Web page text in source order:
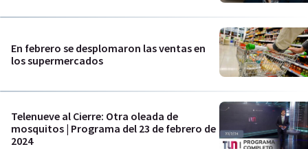
En febrero se desplomaron las ventas en
los supermercados
Telenueve al Cierre: Otra oleada de
mosquitos | Programa del 23 de febrero de
2024